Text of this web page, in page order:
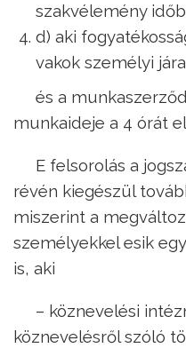
szakvélemény
d) aki
vakok személyi
és a
munkaideje a 4 órát
E felsorolás a
révén kiegészül
miszerint a
személyekkel esik
is, aki
– köznevelési
köznevelésről szóló